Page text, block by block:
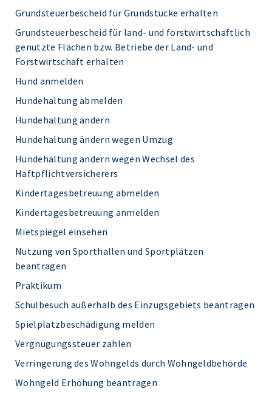
Grundsteuerbescheid für Grundstücke erhalten
Grundsteuerbescheid für land- und forstwirtschaftlich
genutzte Flächen bzw. Betriebe der Land- und
Forstwirtschaft erhalten
Hund anmelden
Hundehaltung abmelden
Hundehaltung ändern
Hundehaltung ändern wegen Umzug
Hundehaltung ändern wegen Wechsel des
Haftpflichtversicherers
Kindertagesbetreuung abmelden
Kindertagesbetreuung anmelden
Mietspiegel einsehen
Nutzung von Sporthallen und Sportplätzen
beantragen
Praktikum
Schulbesuch außerhalb des Einzugsgebiets beantragen
Spielplatzbeschädigung melden
Vergnügungssteuer zahlen
Verringerung des Wohngelds durch Wohngeldbehörde
Wohngeld Erhöhung beantragen